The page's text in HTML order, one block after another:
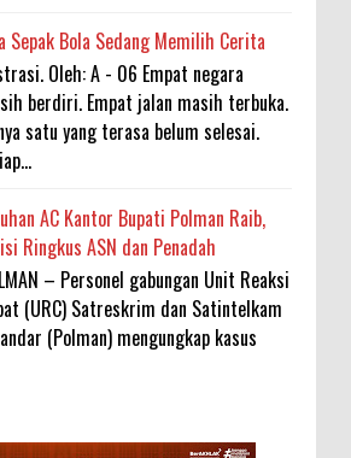
Sepak Bola Sedang Memilih Cerita
Oleh: A - 06 Empat negara
berdiri. Empat jalan masih terbuka.
satu yang terasa belum selesai.
AC Kantor Bupati Polman Raib,
Ringkus ASN dan Penadah
– Personel gabungan Unit Reaksi
(URC) Satreskrim dan Satintelkam
(Polman) mengungkap kasus